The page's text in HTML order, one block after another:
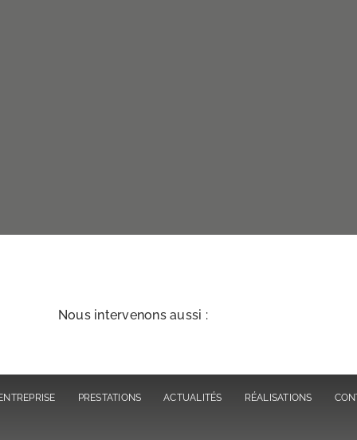
Nous intervenons aussi :
PRESTATIONS ACTUALITÉS RÉALISATIONS